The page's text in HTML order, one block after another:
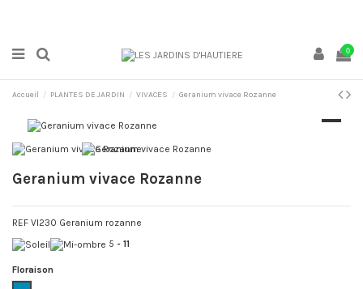
0
Accueil PLANTES DE JARDIN VIVACES Geranium vivace Rozanne
Geranium vivace Rozanne
REF VI230 Geranium rozanne
5 - 11
Floraison